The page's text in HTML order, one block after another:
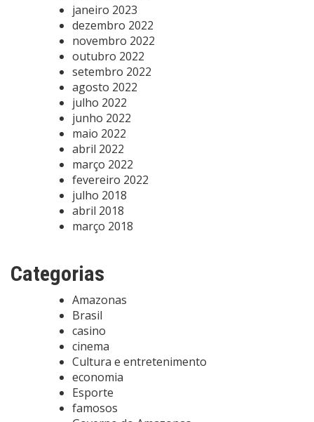
janeiro 2023
dezembro 2022
novembro 2022
outubro 2022
setembro 2022
agosto 2022
julho 2022
junho 2022
maio 2022
abril 2022
março 2022
fevereiro 2022
julho 2018
abril 2018
março 2018
Categorias
Amazonas
Brasil
casino
cinema
Cultura e entretenimento
economia
Esporte
famosos